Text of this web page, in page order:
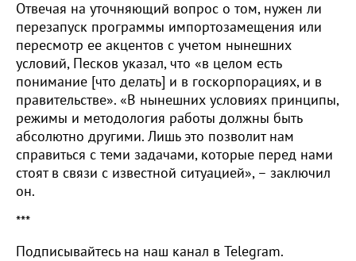
Отвечая на уточняющий вопрос о том, нужен ли
перезапуск программы импортозамещения или
пересмотр ее акцентов с учетом нынешних
условий, Песков указал, что «в целом есть
понимание [что делать] и в госкорпорациях, и в
правительстве». «В нынешних условиях принципы,
режимы и методология работы должны быть
абсолютно другими. Лишь это позволит нам
справиться с теми задачами, которые перед нами
стоят в связи с известной ситуацией», – заключил
он.
***
Подписывайтесь на наш канал в Telegram.